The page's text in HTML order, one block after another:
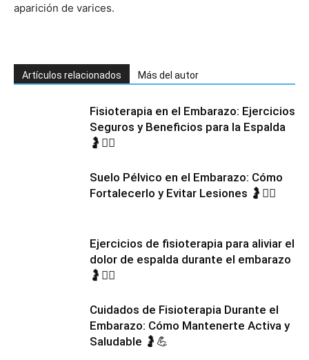
aparición de varices.
Artículos relacionados Más del autor
Fisioterapia en el Embarazo: Ejercicios
Seguros y Beneficios para la Espalda
🤰💆‍♀️
Suelo Pélvico en el Embarazo: Cómo
Fortalecerlo y Evitar Lesiones 🤰🧘‍♀️
Ejercicios de fisioterapia para aliviar el
dolor de espalda durante el embarazo
🤰🧘‍♀️
Cuidados de Fisioterapia Durante el
Embarazo: Cómo Mantenerte Activa y
Saludable 🤰💪